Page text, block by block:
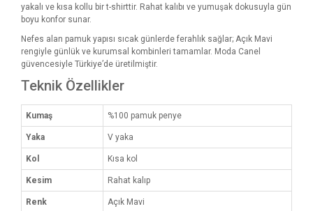
yakalı ve kısa kollu bir t-shirttir. Rahat kalıbı ve yumuşak dokusuyla gün
boyu konfor sunar.
Nefes alan pamuk yapısı sıcak günlerde ferahlık sağlar; Açık Mavi
rengiyle günlük ve kurumsal kombinleri tamamlar. Moda Canel
güvencesiyle Türkiye’de üretilmiştir.
Teknik Özellikler
Kumaş %100 pamuk penye
Yaka V yaka
Kol Kısa kol
Kesim Rahat kalıp
Renk Açık Mavi